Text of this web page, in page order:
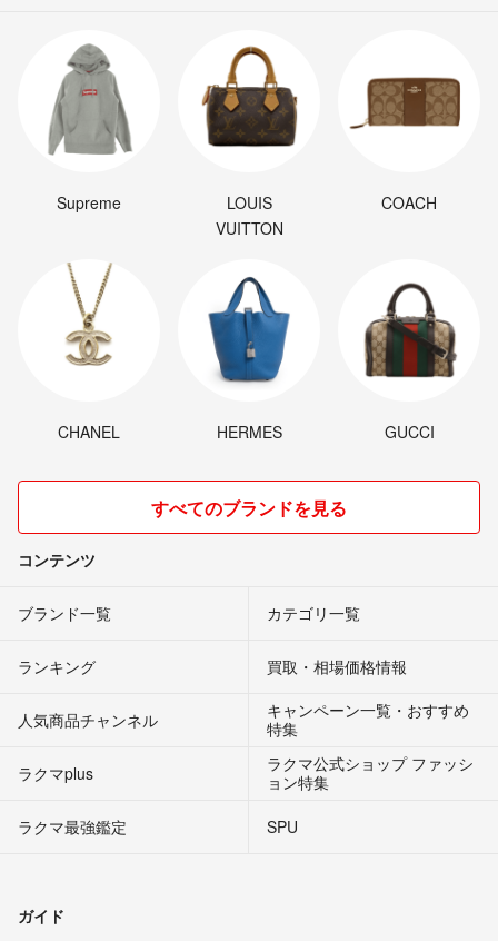
Supreme
LOUIS
VUITTON
COACH
CHANEL HERMES GUCCI
すべてのブランドを見る
コンテンツ
ブランド一覧 カテゴリ一覧
ランキング 買取・相場価格情報
人気商品チャンネル
キャンペーン一覧・おすすめ
特集
ラクマplus
ラクマ公式ショップ ファッシ
ョン特集
ラクマ最強鑑定
SPU
ガイド